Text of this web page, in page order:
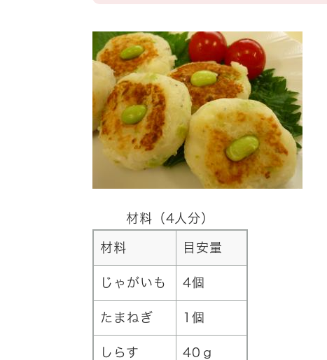
とじる
材料（4人分）
材料 目安量
じゃがいも 4個
たまねぎ 1個
しらす 40ｇ